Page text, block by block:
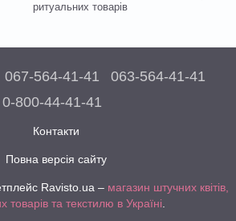
ритуальних товарів
067-564-41-41
063-564-41-41
0-800-44-41-41
Контакти
Повна версія сайту
Ravisto.ua – магазин штучних квітів,
товарів та текстилю в Україні